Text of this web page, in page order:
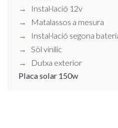
Instal·lació 12v
Matalassos a mesura
Instal·lació segona
Sòl vinílic
Dutxa exterior
Placa solar 150w